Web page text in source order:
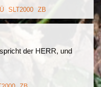
SLT2000 ZB
der HERR, und